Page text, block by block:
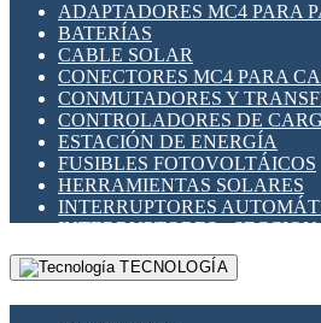
ADAPTADORES MC4 PARA
BATERÍAS
CABLE SOLAR
CONECTORES MC4 PARA
CONMUTADORES Y
CONTROLADORES DE
ESTACIÓN DE ENERGÍA
FUSIBLES FOTOVOLTÁICOS
HERRAMIENTAS SOLARES
INTERRUPTORES
INTERRUPTORES -
FOTOVOLTÁICOS
MONTAJE PANEL SOLAR
TECNOLOGÍA